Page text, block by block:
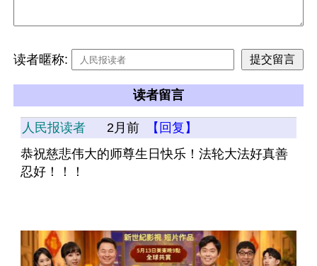
读者暱称:
读者留言
人民报读者 2月前
【回复】
恭祝慈悲伟大的师尊生日快乐！法轮大法好真善
忍好！！！